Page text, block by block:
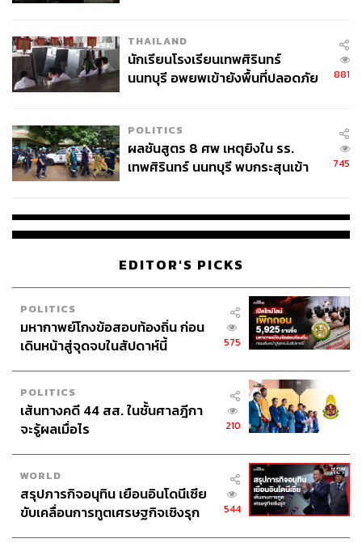
THAILAND
นักเรียนโรงเรียนเทพศิรินทร์
นนทบุรี อพยพเข้ายังพื้นที่ปลอดภัย
881
POLITICS
ผลชันสูตร 8 ศพ เหตุยิงใน รร.
เทพศิรินทร์ นนทบุรี พบกระสุนเข้า
745
EDITOR'S PICKS
POLITICS
มหากาพย์โกงข้อสอบท้องถิ่น ก่อน
เดินหน้าสู่จุดจบในสัปดาห์นี้
575
POLITICS
เส้นทางคดี 44 สส. ในชั้นศาลฎีกา
จะรู้ผลเมื่อไร
210
WORLD
สรุปภารกิจอนุทิน เยือนอินโดนีเซีย
ขับเคลื่อนการทูตเศรษฐกิจเชิงรุก
544